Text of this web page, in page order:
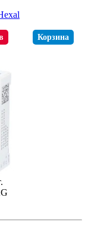
Корзина